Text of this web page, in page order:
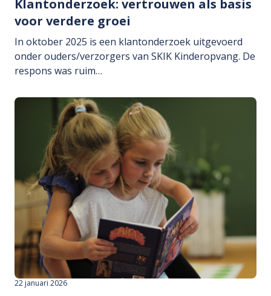
Klantonderzoek: vertrouwen als basis
voor verdere groei
In oktober 2025 is een klantonderzoek uitgevoerd
onder ouders/verzorgers van SKIK Kinderopvang. De
respons was ruim…
22 januari 2026